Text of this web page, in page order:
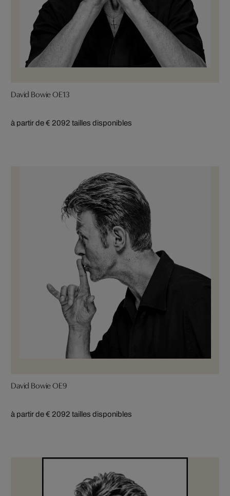
David Bowie OE13
à partir de € 2092 tailles disponibles
David Bowie OE9
à partir de € 2092 tailles disponibles